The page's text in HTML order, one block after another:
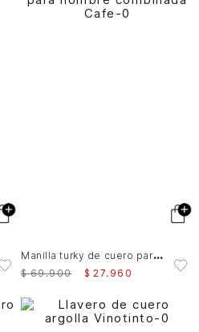
M
anilla turky de cuero para hombre combinada
$ 69.900 $ 27. 960